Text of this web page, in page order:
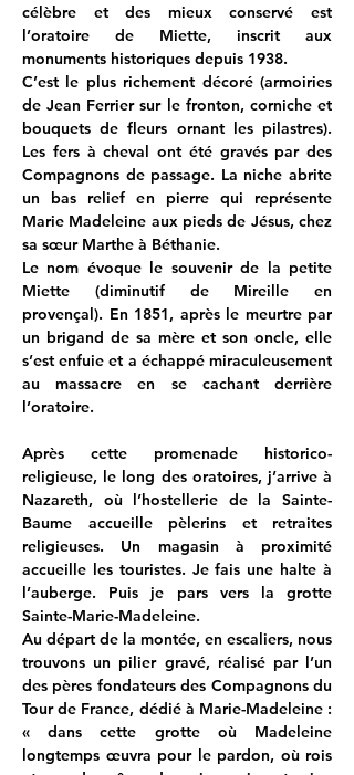
célèbre et des mieux conservé est
l’oratoire de Miette, inscrit aux
monuments historiques depuis 1938.
C’est le plus richement décoré (armoiries
de Jean Ferrier sur le fronton, corniche et
bouquets de fleurs ornant les pilastres).
Les fers à cheval ont été gravés par des
Compagnons de passage. La niche abrite
un bas relief en pierre qui représente
Marie Madeleine aux pieds de Jésus, chez
sa sœur Marthe à Béthanie.
Le nom évoque le souvenir de la petite
Miette (diminutif de Mireille en
provençal). En 1851, après le meurtre par
un brigand de sa mère et son oncle, elle
s’est enfuie et a échappé miraculeusement
au massacre en se cachant derrière
l’oratoire.
Après cette promenade historico-
religieuse, le long des oratoires, j’arrive à
Nazareth, où l’hostellerie de la Sainte-
Baume accueille pèlerins et retraites
religieuses. Un magasin à proximité
accueille les touristes. Je fais une halte à
l’auberge. Puis je pars vers la grotte
Sainte-Marie-Madeleine.
Au départ de la montée, en escaliers, nous
trouvons un pilier gravé, réalisé par l’un
des pères fondateurs des Compagnons du
Tour de France, dédié à Marie-Madeleine :
« dans cette grotte où Madeleine
longtemps œuvra pour le pardon, où rois